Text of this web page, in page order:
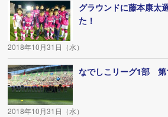
グラウンドに藤本康太
た！
2018年10月31日（水）
なでしこリーグ1部
2018年10月31日（水）